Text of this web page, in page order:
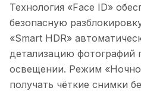
Технология «Face ID»
безопасную
«Smart HDR»
детализацию фотографий
освещении. Режим
получать чёткие снимки